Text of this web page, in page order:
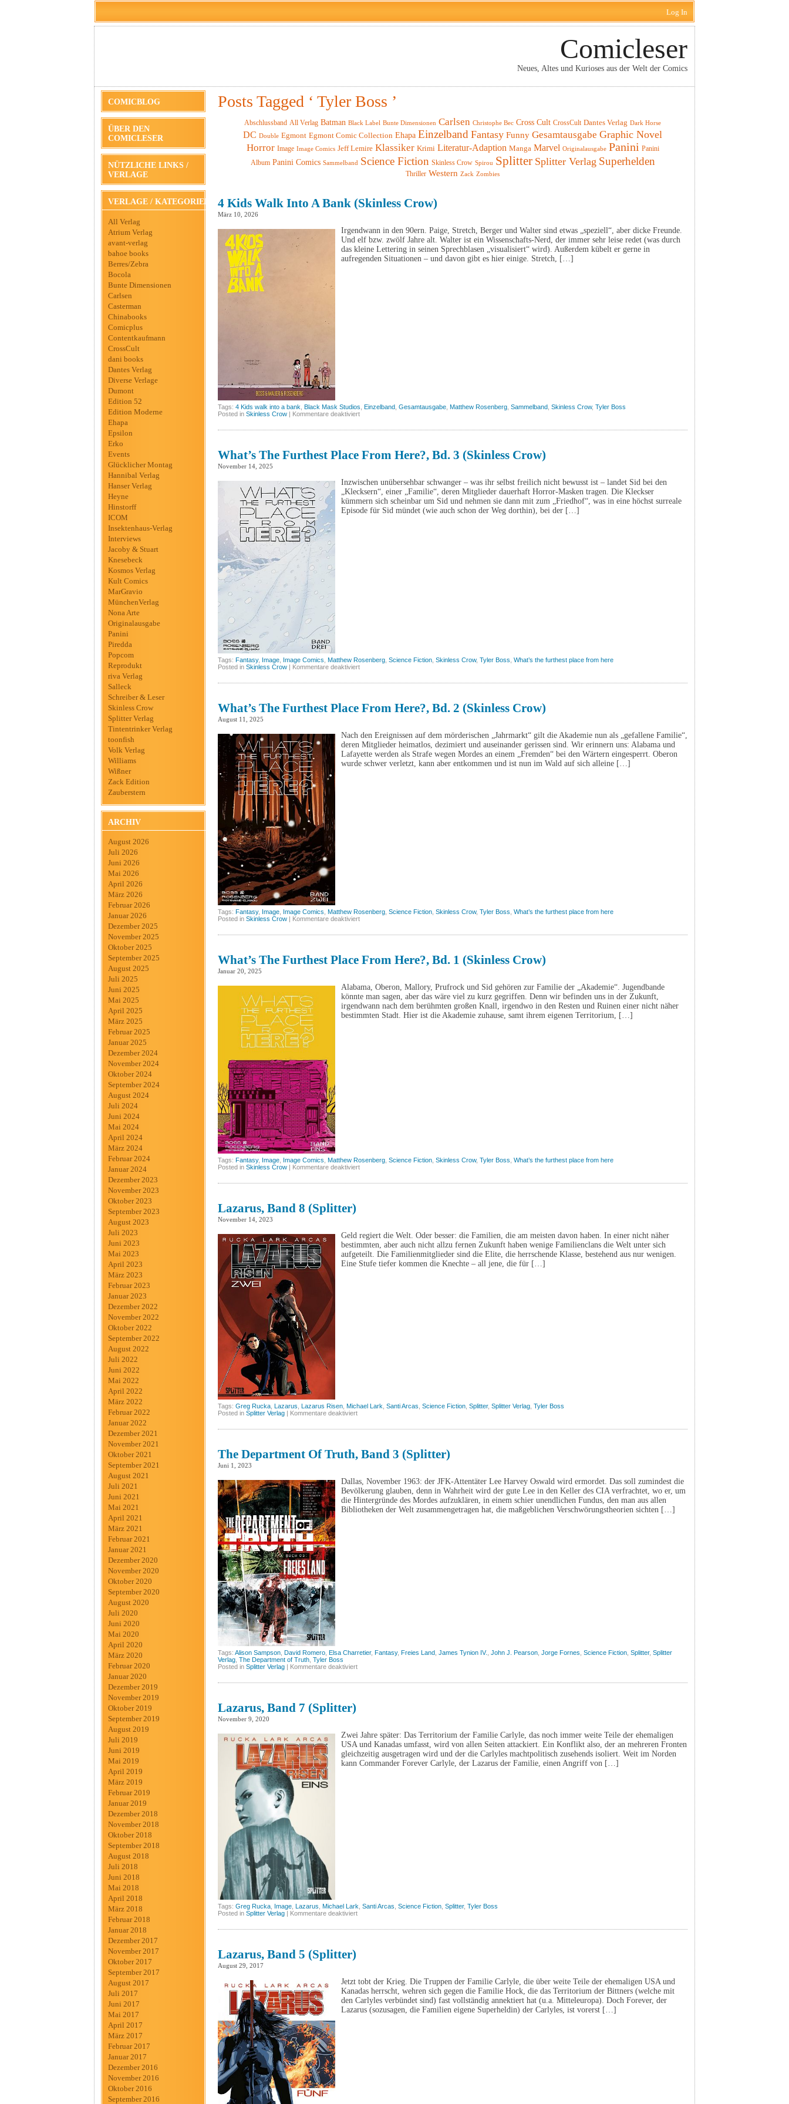
Log In
Comicleser
Neues, Altes und Kurioses aus der Welt der Comics
COMICBLOG
ÜBER DEN
COMICLESER
NÜTZLICHE LINKS /
VERLAGE
VERLAGE / KATEGORIEN
All Verlag
Atrium Verlag
avant-verlag
bahoe books
Berres/Zebra
Bocola
Bunte Dimensionen
Carlsen
Casterman
Chinabooks
Comicplus
Contentkaufmann
CrossCult
dani books
Dantes Verlag
Diverse Verlage
Dumont
Edition 52
Edition Moderne
Ehapa
Epsilon
Erko
Events
Glücklicher Montag
Hannibal Verlag
Hanser Verlag
Heyne
Hinstorff
ICOM
Insektenhaus-Verlag
Interviews
Jacoby & Stuart
Knesebeck
Kosmos Verlag
Kult Comics
MarGravio
MünchenVerlag
Nona Arte
Originalausgabe
Panini
Piredda
Popcom
Reprodukt
riva Verlag
Salleck
Schreiber & Leser
Skinless Crow
Splitter Verlag
Tintentrinker Verlag
toonfish
Volk Verlag
Williams
Wißner
Zack Edition
Zauberstern
ARCHIV
August 2026
Juli 2026
Juni 2026
Mai 2026
April 2026
März 2026
Februar 2026
Januar 2026
Dezember 2025
November 2025
Oktober 2025
September 2025
August 2025
Juli 2025
Juni 2025
Mai 2025
April 2025
März 2025
Februar 2025
Januar 2025
Dezember 2024
November 2024
Oktober 2024
September 2024
August 2024
Juli 2024
Juni 2024
Mai 2024
April 2024
März 2024
Februar 2024
Januar 2024
Dezember 2023
November 2023
Oktober 2023
September 2023
August 2023
Juli 2023
Juni 2023
Mai 2023
April 2023
März 2023
Februar 2023
Januar 2023
Dezember 2022
November 2022
Oktober 2022
September 2022
August 2022
Juli 2022
Juni 2022
Mai 2022
April 2022
März 2022
Februar 2022
Januar 2022
Dezember 2021
November 2021
Oktober 2021
September 2021
August 2021
Juli 2021
Juni 2021
Mai 2021
April 2021
März 2021
Februar 2021
Januar 2021
Dezember 2020
November 2020
Oktober 2020
September 2020
August 2020
Juli 2020
Juni 2020
Mai 2020
April 2020
März 2020
Februar 2020
Januar 2020
Dezember 2019
November 2019
Oktober 2019
September 2019
August 2019
Juli 2019
Juni 2019
Mai 2019
April 2019
März 2019
Februar 2019
Januar 2019
Dezember 2018
November 2018
Oktober 2018
September 2018
August 2018
Juli 2018
Juni 2018
Mai 2018
April 2018
März 2018
Februar 2018
Januar 2018
Dezember 2017
November 2017
Oktober 2017
September 2017
August 2017
Juli 2017
Juni 2017
Mai 2017
April 2017
März 2017
Februar 2017
Januar 2017
Dezember 2016
November 2016
Oktober 2016
September 2016
Posts Tagged ‘ Tyler Boss ’
Abschlussband All Verlag Batman Black Label Bunte Dimensionen Carlsen Christophe Bec Cross Cult CrossCult Dantes Verlag Dark Horse
DC Double Egmont Egmont Comic Collection Ehapa Einzelband Fantasy Funny Gesamtausgabe Graphic Novel
Horror Image Image Comics Jeff Lemire Klassiker Krimi Literatur-Adaption Manga Marvel Originalausgabe Panini Panini
Album Panini Comics Sammelband Science Fiction Skinless Crow Spirou Splitter Splitter Verlag Superhelden
Thriller Western Zack Zombies
4 Kids Walk Into A Bank (Skinless Crow)
März 10, 2026
Irgendwann in den 90ern. Paige, Stretch, Berger und Walter sind etwas „speziell“, aber dicke Freunde.
Und elf bzw. zwölf Jahre alt. Walter ist ein Wissenschafts-Nerd, der immer sehr leise redet (was durch
das kleine Lettering in seinen Sprechblasen „visualisiert“ wird). Außerdem kübelt er gerne in
aufregenden Situationen – und davon gibt es hier einige. Stretch, […]
Tags: 4 Kids walk into a bank Black Mask Studios Einzelband Gesamtausgabe Matthew Rosenberg Sammelband Skinless Crow, Tyler Boss
Posted in Skinless Crow | Kommentare deaktiviertfür
bank
What’s The Furthest Place From Here?, Bd. 3 (Skinless Crow)
November 14, 2025
Inzwischen unübersehbar schwanger – was ihr selbst freilich nicht bewusst ist – landet Sid bei den
„Klecksern“, einer „Familie“, deren Mitglieder dauerhaft Horror-Masken tragen. Die Kleckser
kümmern sich scheinbar um Sid und nehmen sie dann mit zum „Friedhof“, was in eine höchst surreale
Episode für Sid mündet (wie auch schon der Weg dorthin), bei der […]
Tags: Fantasy, Image Image Comics Matthew Rosenberg Science Fiction Skinless Crow, Tyler Boss What’s the furthest place from here
Posted in Skinless Crow | Kommentare deaktiviertfür
here?,
Crow)
What’s The Furthest Place From Here?, Bd. 2 (Skinless Crow)
August 11, 2025
Nach den Ereignissen auf dem mörderischen „Jahrmarkt“ gilt die Akademie nun als „gefallene Familie“,
deren Mitglieder heimatlos, dezimiert und auseinander gerissen sind. Wir erinnern uns: Alabama und
Lafayette werden als Strafe wegen Mordes an einem „Fremden“ bei den Wärtern eingesperrt. Oberon
wurde schwer verletzt, kann aber entkommen und ist nun im Wald auf sich alleine […]
Tags: Fantasy, Image Image Comics Matthew Rosenberg Science Fiction Skinless Crow, Tyler Boss What’s the furthest place from here
Posted in Skinless Crow | Kommentare deaktiviertfür
here?,
Crow)
What’s The Furthest Place From Here?, Bd. 1 (Skinless Crow)
Januar 20, 2025
Alabama, Oberon, Mallory, Prufrock und Sid gehören zur Familie der „Akademie“. Jugendbande
könnte man sagen, aber das wäre viel zu kurz gegriffen. Denn wir befinden uns in der Zukunft,
irgendwann nach dem berühmten großen Knall, irgendwo in den Resten und Ruinen einer nicht näher
bestimmten Stadt. Hier ist die Akademie zuhause, samt ihrem eigenen Territorium, […]
Tags: Fantasy, Image Image Comics Matthew Rosenberg Science Fiction Skinless Crow, Tyler Boss What’s the furthest place from here
Posted in Skinless Crow | Kommentare deaktiviertfür
Crow)
Lazarus, Band 8 (Splitter)
November 14, 2023
Geld regiert die Welt. Oder besser: die Familien, die am meisten davon haben. In einer nicht näher
bestimmten, aber auch nicht allzu fernen Zukunft haben wenige Familienclans die Welt unter sich
aufgeteilt. Die Familienmitglieder sind die Elite, die herrschende Klasse, bestehend aus nur wenigen.
Eine Stufe tiefer kommen die Knechte – all jene, die für […]
Tags: Greg Rucka, Lazarus, Lazarus Risen, Michael Lark, Santi Arcas, Science Fiction, Splitter, Splitter Verlag, Tyler Boss
Posted in Splitter Verlag Kommentare deaktiviertfür
The Department Of Truth, Band 3 (Splitter)
Juni 1, 2023
Dallas, November 1963: der JFK-Attentäter Lee Harvey Oswald wird ermordet. Das soll zumindest die
Bevölkerung glauben, denn in Wahrheit wird der gute Lee in den Keller des CIA verfrachtet, wo er, um
die Hintergründe des Mordes aufzuklären, in einem schier unendlichen Fundus, den man aus allen
Bibliotheken der Welt zusammengetragen hat, die maßgeblichen Verschwörungstheorien sichten […]
Tags: Alison Sampson David Romero Elsa Charretier, Fantasy, Freies Land James Tynion IV. John J. Pearson Jorge Fornes Science Fiction Splitter, Splitter
Verlag The Department of Truth Tyler Boss
Posted in Splitter Verlag | Kommentare deaktiviertfür
Lazarus, Band 7 (Splitter)
November 9, 2020
Zwei Jahre später: Das Territorium der Familie Carlyle, das noch immer weite Teile der ehemaligen
USA und Kanadas umfasst, wird von allen Seiten attackiert. Ein Konflikt also, der an mehreren Fronten
gleichzeitig ausgetragen wird und der die Carlyles machtpolitisch zusehends isoliert. Weit im Norden
kann Commander Forever Carlyle, der Lazarus der Familie, einen Angriff von […]
Tags: Greg Rucka Image Lazarus Michael Lark Santi Arcas Science Fiction Splitter, Tyler Boss
Posted in Splitter Verlag | Kommentare deaktiviertfür
Lazarus, Band 5 (Splitter)
August 29, 2017
Jetzt tobt der Krieg. Die Truppen der Familie Carlyle, die über weite Teile der ehemaligen USA und
Kanadas herrscht, wehren sich gegen die Familie Hock, die das Territorium der Bittners (welche mit
den Carlyles verbündet sind) fast vollständig annektiert hat (u.a. Mitteleuropa). Doch Forever, der
Lazarus (sozusagen, die Familien eigene Superheldin) der Carlyles, ist vorerst […]